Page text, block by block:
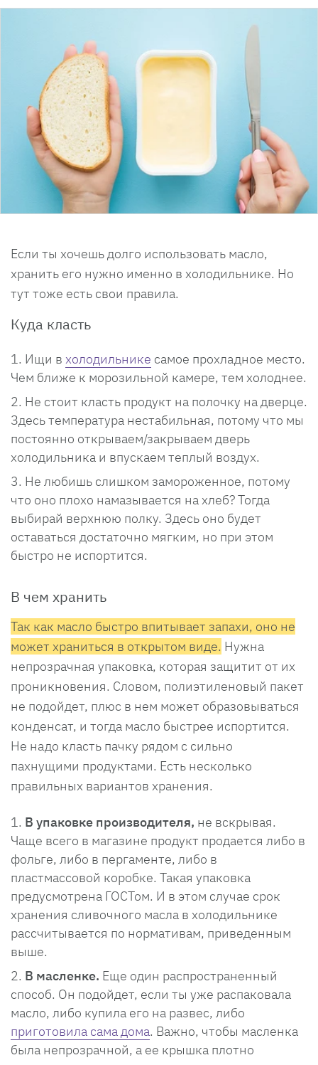
Если ты хочешь долго использовать масло,
хранить его нужно именно в холодильнике. Но
тут тоже есть свои правила.
Куда класть
Ищи в холодильнике самое прохладное место.
Чем ближе к морозильной камере, тем холоднее.
Не стоит класть продукт на полочку на дверце.
Здесь температура нестабильная, потому что мы
постоянно открываем/закрываем дверь
холодильника и впускаем теплый воздух.
Не любишь слишком замороженное, потому
что оно плохо намазывается на хлеб? Тогда
выбирай верхнюю полку. Здесь оно будет
оставаться достаточно мягким, но при этом
быстро не испортится.
В чем хранить
Так как масло быстро впитывает запахи, оно не
может храниться в открытом виде. Нужна
непрозрачная упаковка, которая защитит от их
проникновения. Словом, полиэтиленовый пакет
не подойдет, плюс в нем может образовываться
конденсат, и тогда масло быстрее испортится.
Не надо класть пачку рядом с сильно
пахнущими продуктами. Есть несколько
правильных вариантов хранения.
В упаковке производителя, не вскрывая.
Чаще всего в магазине продукт продается либо в
фольге, либо в пергаменте, либо в
пластмассовой коробке. Такая упаковка
предусмотрена ГОСТом. И в этом случае срок
хранения сливочного масла в холодильнике
рассчитывается по нормативам, приведенным
выше.
В масленке. Еще один распространенный
способ. Он подойдет, если ты уже распаковала
масло, либо купила его на развес, либо
приготовила сама дома. Важно, чтобы масленка
была непрозрачной, а ее крышка плотно